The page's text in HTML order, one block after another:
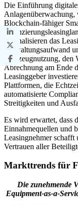
Die Einführung
Anlagenüberwachung,
Blockchain-fähiger
rationalisieren das
Verwaltungsaufwand
Flugzeugnutzung,
Abrechnung am Ende
Leasinggeber
Plattformen, die
automatisierte
Streitigkeiten und
Es wird erwartet, dass
Einnahmequellen und
Leasingnehmer schafft
Vertrauen aller
Markttrends für
Die zunehmende
Equipment-as-a-